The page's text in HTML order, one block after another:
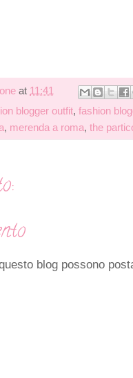
at 11:41
blogger outfit, fashion
, merenda a roma, the
blog possono